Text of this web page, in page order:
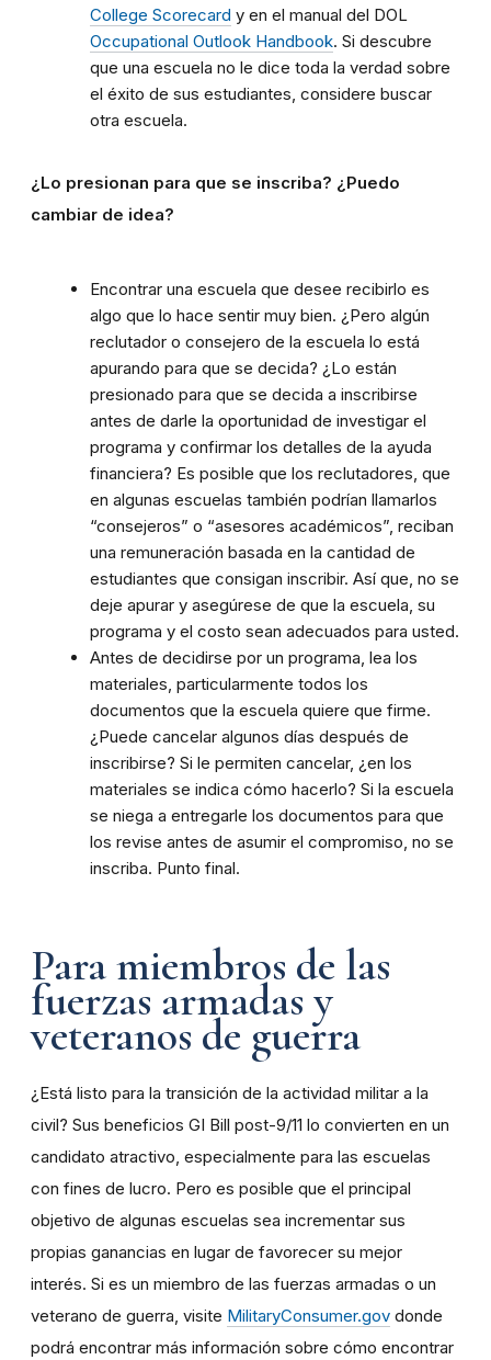
College Scorecard y en el manual del DOL
Occupational Outlook Handbook. Si descubre
que una escuela no le dice toda la verdad sobre
el éxito de sus estudiantes, considere buscar
otra escuela.
¿Lo presionan para que se inscriba? ¿Puedo
cambiar de idea?
Encontrar una escuela que desee recibirlo es
algo que lo hace sentir muy bien. ¿Pero algún
reclutador o consejero de la escuela lo está
apurando para que se decida? ¿Lo están
presionado para que se decida a inscribirse
antes de darle la oportunidad de investigar el
programa y confirmar los detalles de la ayuda
financiera? Es posible que los reclutadores, que
en algunas escuelas también podrían llamarlos
“consejeros” o “asesores académicos”, reciban
una remuneración basada en la cantidad de
estudiantes que consigan inscribir. Así que, no se
deje apurar y asegúrese de que la escuela, su
programa y el costo sean adecuados para usted.
Antes de decidirse por un programa, lea los
materiales, particularmente todos los
documentos que la escuela quiere que firme.
¿Puede cancelar algunos días después de
inscribirse? Si le permiten cancelar, ¿en los
materiales se indica cómo hacerlo? Si la escuela
se niega a entregarle los documentos para que
los revise antes de asumir el compromiso, no se
inscriba. Punto final.
Para miembros de las
fuerzas armadas y
veteranos de guerra
¿Está listo para la transición de la actividad militar a la
civil? Sus beneficios GI Bill post-9/11 lo convierten en un
candidato atractivo, especialmente para las escuelas
con fines de lucro. Pero es posible que el principal
objetivo de algunas escuelas sea incrementar sus
propias ganancias en lugar de favorecer su mejor
interés. Si es un miembro de las fuerzas armadas o un
veterano de guerra, visite MilitaryConsumer.gov donde
podrá encontrar más información sobre cómo encontrar